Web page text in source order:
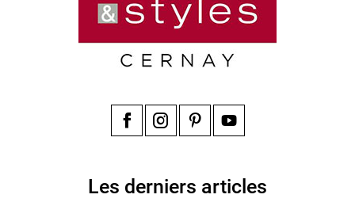
Les derniers articles